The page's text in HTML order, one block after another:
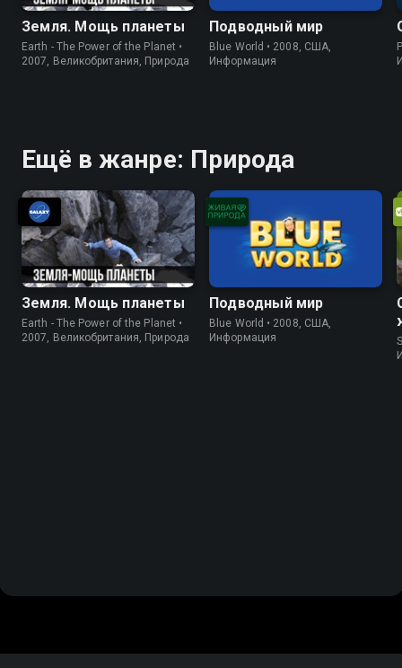
Земля. Мощь планеты
Earth - The Power of the Planet •
2007, Великобритания, Природа
Подводный мир
Blue World • 2008, США,
Информация
Ещё в жанре: Природа
Земля. Мощь планеты
Earth - The Power of the Planet •
2007, Великобритания, Природа
Подводный мир
Blue World • 2008, США,
Информация